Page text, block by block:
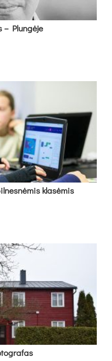
– Plun­gė­je
kla­sė­mis